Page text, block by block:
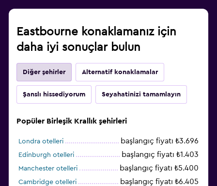
Eastbourne konaklamanız için
daha iyi sonuçlar bulun
Diğer şehirler Alternatif konaklamalar
Şanslı hissediyorum Seyahatinizi tamamlayın
Popüler Birleşik Krallık şehirleri
Londra otelleri başlangıç fiyatı ₺3.696
Edinburgh otelleri başlangıç fiyatı ₺1.403
Manchester otelleri başlangıç fiyatı ₺5.400
Cambridge otelleri başlangıç fiyatı ₺6.405